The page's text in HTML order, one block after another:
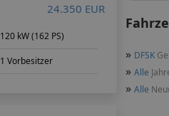
» DFSK
» Alle
» Alle
24.350 EUR
120 kW (162 PS)
1 Vorbesitzer